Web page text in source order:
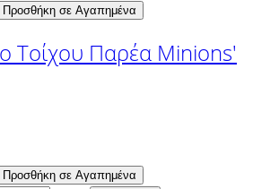
Προσθήκη σε Αγαπημένα
Τοίχου Παρέα Minions'
Προσθήκη σε Αγαπημένα